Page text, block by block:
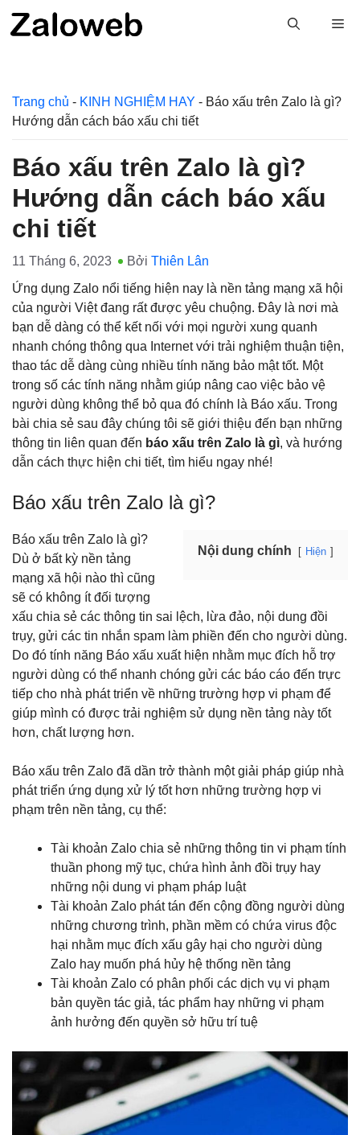
đến
Trang chủ - KINH NGHIỆM HAY - Báo xấu trên Zalo là gì?
Hướng dẫn cách báo xấu chi tiết
Báo xấu trên Zalo là gì?
Hướng dẫn cách báo xấu
chi tiết
11 Tháng 6, 2023 Bởi Thiên Lân
Ứng dụng Zalo nổi tiếng hiện nay là nền tảng mạng xã hội
của người Việt đang rất được yêu chuộng. Đây là nơi mà
bạn dễ dàng có thể kết nối với mọi người xung quanh
nhanh chóng thông qua Internet với trải nghiệm thuận tiện,
thao tác dễ dàng cùng nhiều tính năng bảo mật tốt. Một
trong số các tính năng nhằm giúp nâng cao việc bảo vệ
người dùng không thể bỏ qua đó chính là Báo xấu. Trong
bài chia sẻ sau đây chúng tôi sẽ giới thiệu đến bạn những
thông tin liên quan đến báo xấu trên Zalo là gì, và hướng
dẫn cách thực hiện chi tiết, tìm hiểu ngay nhé!
Báo xấu trên Zalo là gì?
Nội dung chính Hiện
Báo xấu trên Zalo là gì?
Dù ở bất kỳ nền tảng
mạng xã hội nào thì cũng
sẽ có không ít đối tượng
xấu chia sẻ các thông tin sai lệch, lừa đảo, nội dung đồi
trụy, gửi các tin nhắn spam làm phiền đến cho người dùng.
Do đó tính năng Báo xấu xuất hiện nhằm mục đích hỗ trợ
người dùng có thể nhanh chóng gửi các báo cáo đến trực
tiếp cho nhà phát triển về những trường hợp vi phạm để
giúp mình có được trải nghiệm sử dụng nền tảng này tốt
hơn, chất lượng hơn.
Báo xấu trên Zalo đã dần trở thành một giải pháp giúp nhà
phát triển ứng dụng xử lý tốt hơn những trường hợp vi
phạm trên nền tảng, cụ thể:
Tài khoản Zalo chia sẻ những thông tin vi phạm tính
thuần phong mỹ tục, chứa hình ảnh đồi trụy hay
những nội dung vi phạm pháp luật
Tài khoản Zalo phát tán đến cộng đồng người dùng
những chương trình, phần mềm có chứa virus độc
hại nhằm mục đích xấu gây hại cho người dùng
Zalo hay muốn phá hủy hệ thống nền tảng
Tài khoản Zalo có phân phối các dịch vụ vi phạm
bản quyền tác giả, tác phẩm hay những vi phạm
ảnh hưởng đến quyền sở hữu trí tuệ